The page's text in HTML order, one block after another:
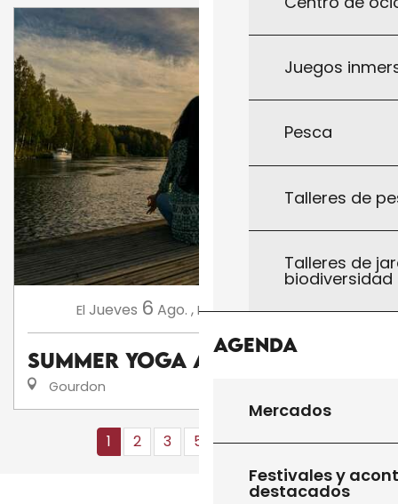
Juegos
Pesca
Talleres de
Talleres de
biodiversidad
Agenda
Mercados
Festivales y
destacados
El Jueves 6 Ago. ,ElLunes10Ago.,...
Summer Yoga avec AnneCha
Gourdon
1 2 3 5+ 10+ 16 ❯ ❯❯